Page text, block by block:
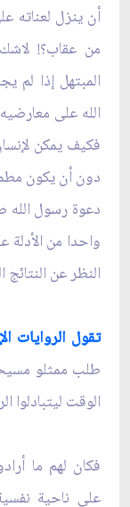
أن ينزل لعناته
من عقاب؟!
المبتهل إذا لم
الله على
فكيف يمكن
دون أن يكون
دعوة رسول الله
واحدا من
النظر عن
تقول الروايات
طلب ممثلو
الوقت ليتبادلوا
فكان لهم ما
على ناحية